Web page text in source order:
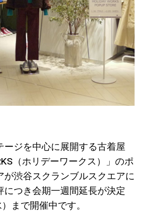
ージを中心に展開する古着屋
（ホリデーワークス）」のポ
が渋谷スクランブルスクエアに
につき会期一週間延長が決定
まで開催中です。